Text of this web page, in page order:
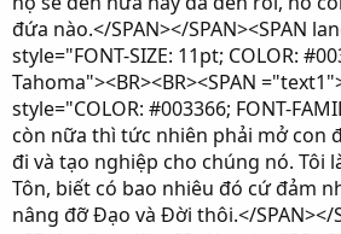
đứa nào.</SPAN></SPAN><SPAN
style="FONT-SIZE: 11pt; COLOR:
Tahoma"><BR><BR><SPAN
style="COLOR: #003366; FONT-
còn nữa thì tức nhiên phải mở con
đi và tạo nghiệp cho chúng nó. Tôi
Tôn, biết có bao nhiêu đó cứ đảm
nâng đỡ Ðạo và Ðời thôi.</SPAN></